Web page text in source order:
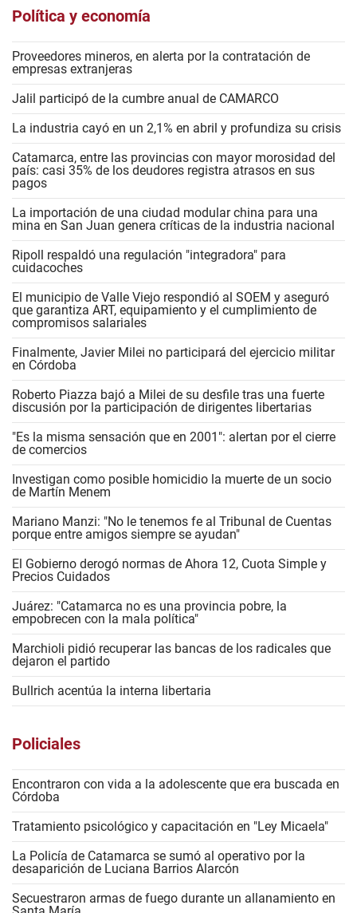
Política y economía
Proveedores mineros, en alerta por la contratación de
empresas extranjeras
Jalil participó de la cumbre anual de CAMARCO
La industria cayó en un 2,1% en abril y profundiza su crisis
Catamarca, entre las provincias con mayor morosidad del
país: casi 35% de los deudores registra atrasos en sus
pagos
La importación de una ciudad modular china para una
mina en San Juan genera críticas de la industria nacional
Ripoll respaldó una regulación "integradora" para
cuidacoches
El municipio de Valle Viejo respondió al SOEM y aseguró
que garantiza ART, equipamiento y el cumplimiento de
compromisos salariales
Finalmente, Javier Milei no participará del ejercicio militar
en Córdoba
Roberto Piazza bajó a Milei de su desfile tras una fuerte
discusión por la participación de dirigentes libertarias
"Es la misma sensación que en 2001": alertan por el cierre
de comercios
Investigan como posible homicidio la muerte de un socio
de Martín Menem
Mariano Manzi: "No le tenemos fe al Tribunal de Cuentas
porque entre amigos siempre se ayudan"
El Gobierno derogó normas de Ahora 12, Cuota Simple y
Precios Cuidados
Juárez: "Catamarca no es una provincia pobre, la
empobrecen con la mala política"
Marchioli pidió recuperar las bancas de los radicales que
dejaron el partido
Bullrich acentúa la interna libertaria
Policiales
Encontraron con vida a la adolescente que era buscada en
Córdoba
Tratamiento psicológico y capacitación en "Ley Micaela"
La Policía de Catamarca se sumó al operativo por la
desaparición de Luciana Barrios Alarcón
Secuestraron armas de fuego durante un allanamiento en